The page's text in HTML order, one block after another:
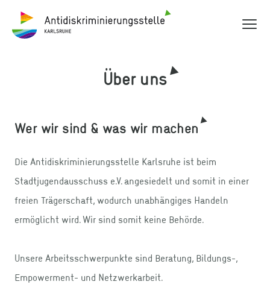
Antidiskriminierungsstelle Karlsruhe
Über uns
Wer wir sind & was wir machen
Die Antidiskriminierungsstelle Karlsruhe ist beim
Stadtjugendausschuss e.V. angesiedelt und somit in einer
freien Trägerschaft, wodurch unabhängiges Handeln
ermöglicht wird. Wir sind somit keine Behörde.
Unsere Arbeitsschwerpunkte sind Beratung, Bildungs-,
Empowerment- und Netzwerkarbeit.